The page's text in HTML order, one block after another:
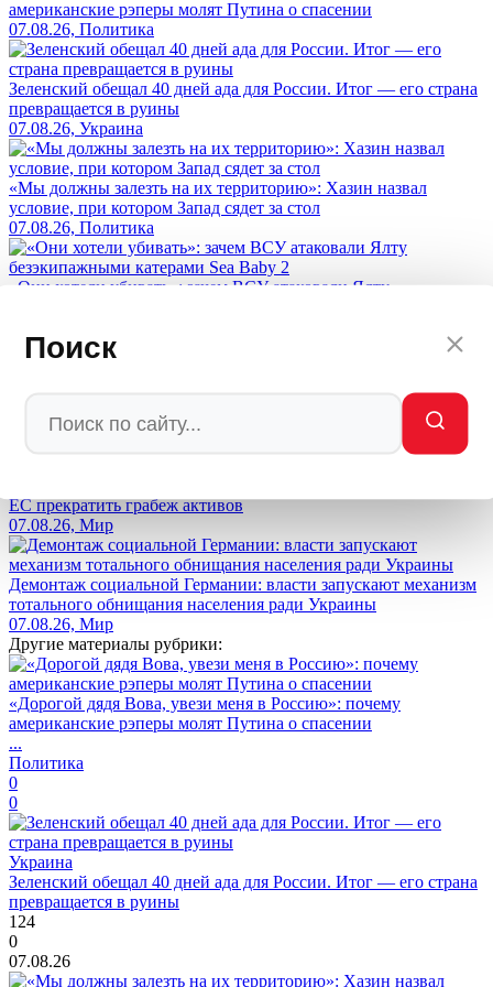
Поиск
американские рэперы молят Путина о спасении
07.08.26, Политика
Зеленский обещал 40 дней ада для России. Итог — его страна
превращается в руины
07.08.26, Украина
«Мы должны залезть на их территорию»: Хазин назвал
условие, при котором Запад сядет за стол
07.08.26, Политика
«Они хотели убивать»: зачем ВСУ атаковали Ялту
07.08.26, Мир
ЕС прекратить грабеж активов
07.08.26, Мир
Демонтаж социальной Германии: власти запускают механизм
тотального обнищания населения ради Украины
07.08.26, Мир
Другие материалы рубрики:
«Дорогой дядя Вова, увези меня в Россию»: почему
американские рэперы молят Путина о спасении
...
Политика
0
0
Украина
Зеленский обещал 40 дней ада для России. Итог — его страна
превращается в руины
124
0
07.08.26